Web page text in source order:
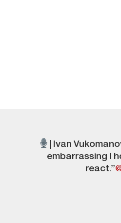
| Ivan
embarrassing I
react.”